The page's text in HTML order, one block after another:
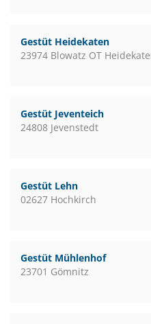
Gestüt Heidekaten
23974 Blowatz OT
Gestüt Jeventeich
24808 Jevenstedt
Gestüt Lehn
02627 Hochkirch
Gestüt Mühlenhof
23701 Gömnitz